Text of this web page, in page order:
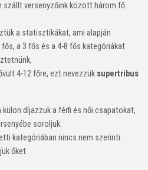
szállt versenyzőink között három fő
a statisztikákat, ami alapján
a 3 fős és a 4-8 fős kategóriákat
4-12 főre, ezt nevezzük supertribus
díjazzuk a férfi és női csapatokat,
soroljuk.
kategóriában nincs nem szerinti
őket.